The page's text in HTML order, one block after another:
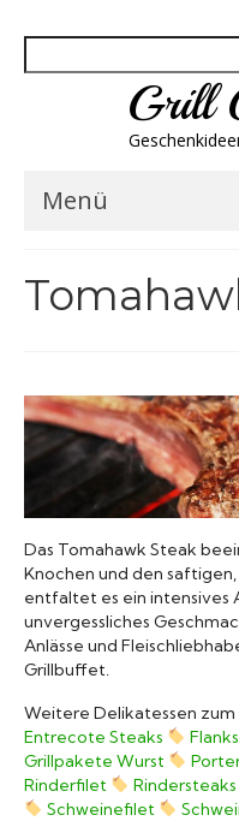
Grill
Menü
Grillfleisch & Wurst
Grillgewürze
Grillsaucen
Bücher
Das Tomahawk Steak
Knochen und den
entfaltet es ein intensives
unvergessliches
Anlässe und
Grillbuffet.
Weitere Delikatessen zum
Entrecote Steaks
Grillpakete Wurst
Rinderfilet
Rindersteaks
Schweinefilet